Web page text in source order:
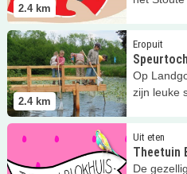
2.4 km
2.4 km
Eropuit
Op
zijn leuke
Lees meer Speurtocht over
Uit eten
Theetuin
De
Lees meer Theetuin Blokhuis